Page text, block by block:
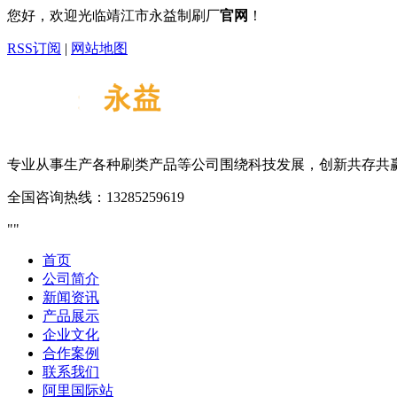
您好，欢迎光临靖江市永益制刷厂官网 ！
RSS订阅 | 网站地图
专业从事生产各种刷类产品等公司围绕科技发展，创新共存共
全国咨询热线： 13285259619
首页
公司简介
新闻资讯
产品展示
企业文化
合作案例
联系我们
阿里国际站